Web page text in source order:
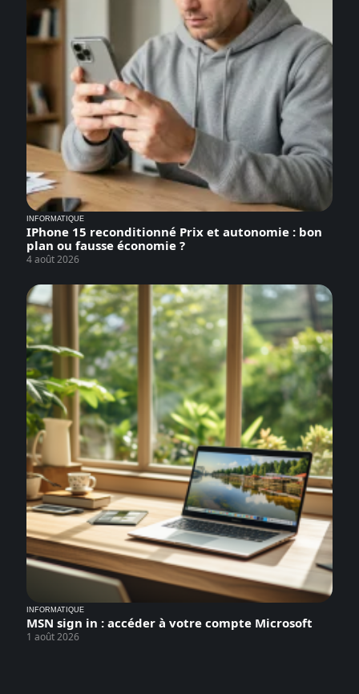
INFORMATIQUE
IPhone 15 reconditionné Prix et autonomie : bon
plan ou fausse économie ?
4 août 2026
INFORMATIQUE
MSN sign in : accéder à votre compte Microsoft
1 août 2026